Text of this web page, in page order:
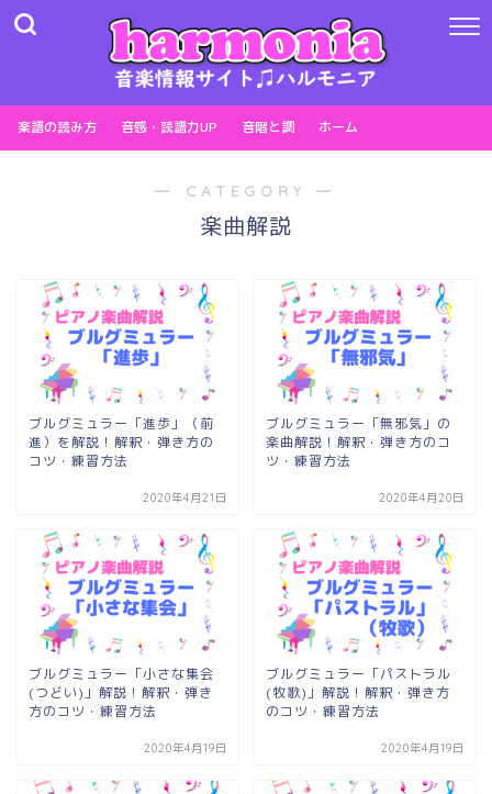
楽譜の読み方 音感・読譜力UP 音階と調 ホーム
― CATEGORY ―
楽曲解説
ブルグミュラー「進歩」（前
進）を解説！解釈・弾き方の
コツ・練習方法
2020年4月21日
ブルグミュラー「無邪気」の
楽曲解説！解釈・弾き方のコ
ツ・練習方法
2020年4月20日
ブルグミュラー「小さな集会
(つどい)」解説！解釈・弾き
方のコツ・練習方法
2020年4月19日
ブルグミュラー「パストラル
(牧歌)」解説！解釈・弾き方
のコツ・練習方法
2020年4月19日